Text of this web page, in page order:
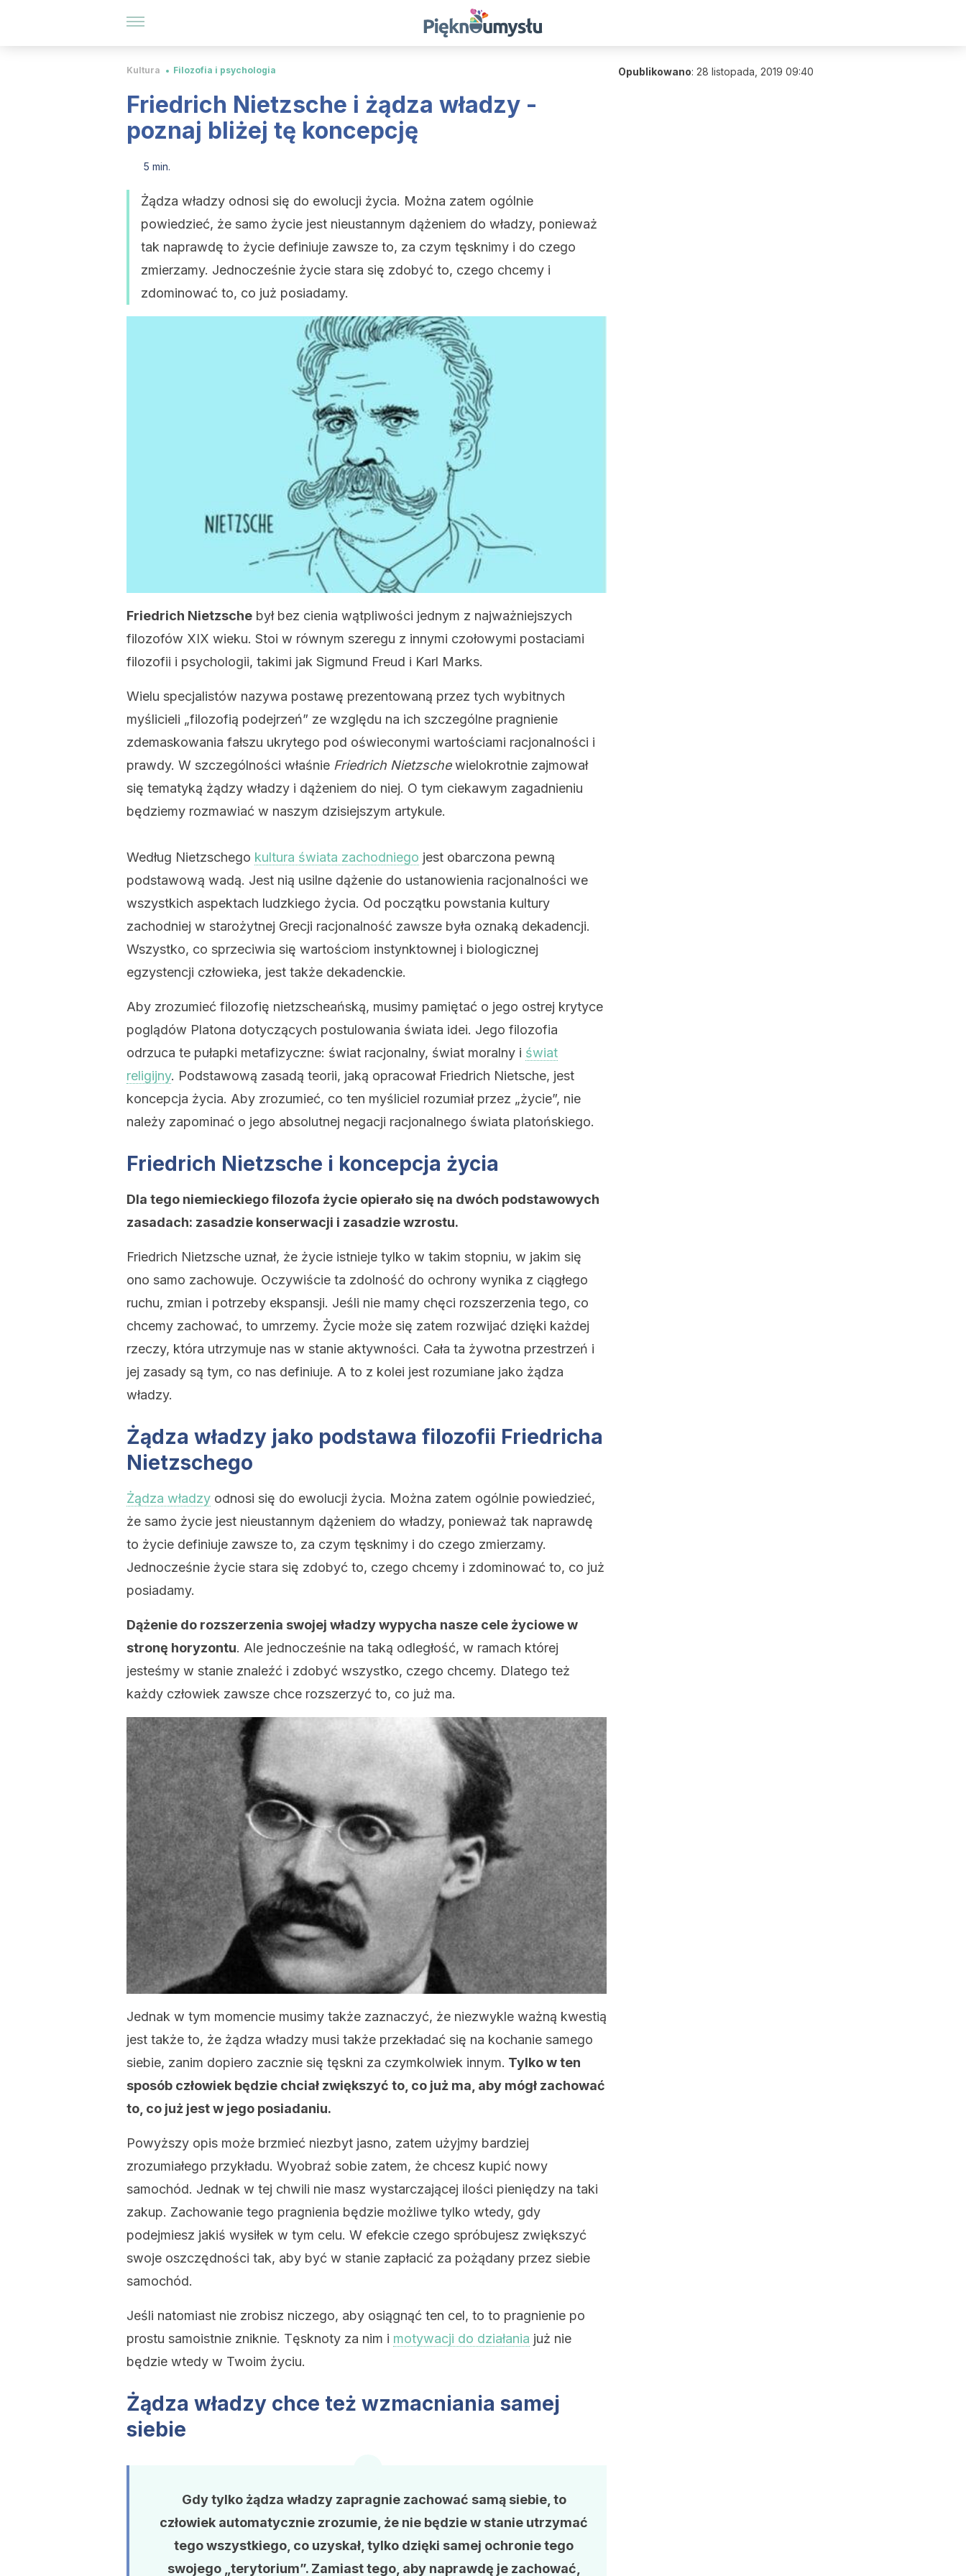
Kultura Filozofia i psychologia
Friedrich Nietzsche i żądza władzy -
poznaj bliżej tę koncepcję
5 min.
Żądza władzy odnosi się do ewolucji życia. Można zatem ogólnie
powiedzieć, że samo życie jest nieustannym dążeniem do władzy, ponieważ
tak naprawdę to życie definiuje zawsze to, za czym tęsknimy i do czego
zmierzamy. Jednocześnie życie stara się zdobyć to, czego chcemy i
zdominować to, co już posiadamy.
Friedrich Nietzsche był bez cienia wątpliwości jednym z najważniejszych
filozofów XIX wieku. Stoi w równym szeregu z innymi czołowymi postaciami
filozofii i psychologii, takimi jak Sigmund Freud i Karl Marks.
Wielu specjalistów nazywa postawę prezentowaną przez tych wybitnych
myślicieli „filozofią podejrzeń” ze względu na ich szczególne pragnienie
zdemaskowania fałszu ukrytego pod oświeconymi wartościami racjonalności i
prawdy. W szczególności właśnie Friedrich Nietzschewielokrotnie zajmował
się tematyką żądzy władzy i dążeniem do niej. O tym ciekawym zagadnieniu
będziemy rozmawiać w naszym dzisiejszym artykule.
Według Nietzschego kultura świata zachodniego jest obarczona pewną
podstawową wadą. Jest nią usilne dążenie do ustanowienia racjonalności we
wszystkich aspektach ludzkiego życia. Od początku powstania kultury
zachodniej w starożytnej Grecji racjonalność zawsze była oznaką dekadencji.
Wszystko, co sprzeciwia się wartościom instynktownej i biologicznej
egzystencji człowieka, jest także dekadenckie.
Aby zrozumieć filozofię nietzscheańską, musimy pamiętać o jego ostrej krytyce
poglądów Platona dotyczących postulowania świata idei. Jego filozofia
odrzuca te pułapki metafizyczne: świat racjonalny, świat moralny i świat
religijny. Podstawową zasadą teorii, jaką opracował Friedrich Nietsche, jest
koncepcja życia. Aby zrozumieć, co ten myśliciel rozumiał przez „życie”, nie
należy zapominać o jego absolutnej negacji racjonalnego świata platońskiego.
Friedrich Nietzsche i koncepcja życia
Dla tego niemieckiego filozofa życie opierało się na dwóch podstawowych
zasadach: zasadzie konserwacji i zasadzie wzrostu.
Friedrich Nietzsche uznał, że życie istnieje tylko w takim stopniu, w jakim się
ono samo zachowuje. Oczywiście ta zdolność do ochrony wynika z ciągłego
ruchu, zmian i potrzeby ekspansji. Jeśli nie mamy chęci rozszerzenia tego, co
chcemy zachować, to umrzemy. Życie może się zatem rozwijać dzięki każdej
rzeczy, która utrzymuje nas w stanie aktywności. Cała ta żywotna przestrzeń i
jej zasady są tym, co nas definiuje. A to z kolei jest rozumiane jako żądza
władzy.
Żądza władzy jako podstawa filozofii Friedricha
Nietzschego
Żądza władzy odnosi się do ewolucji życia. Można zatem ogólnie powiedzieć,
że samo życie jest nieustannym dążeniem do władzy, ponieważ tak naprawdę
to życie definiuje zawsze to, za czym tęsknimy i do czego zmierzamy.
Jednocześnie życie stara się zdobyć to, czego chcemy i zdominować to, co już
posiadamy.
Dążenie do rozszerzenia swojej władzy wypycha nasze cele życiowe w
stronę horyzontu. Ale jednocześnie na taką odległość, w ramach której
jesteśmy w stanie znaleźć i zdobyć wszystko, czego chcemy. Dlatego też
każdy człowiek zawsze chce rozszerzyć to, co już ma.
Jednak w tym momencie musimy także zaznaczyć, że niezwykle ważną kwestią
jest także to, że żądza władzy musi także przekładać się na kochanie samego
siebie, zanim dopiero zacznie się tęskni za czymkolwiek innym. Tylko w ten
sposób człowiek będzie chciał zwiększyć to, co już ma, aby mógł zachować
to, co już jest w jego posiadaniu.
Powyższy opis może brzmieć niezbyt jasno, zatem użyjmy bardziej
zrozumiałego przykładu. Wyobraź sobie zatem, że chcesz kupić nowy
samochód. Jednak w tej chwili nie masz wystarczającej ilości pieniędzy na taki
zakup. Zachowanie tego pragnienia będzie możliwe tylko wtedy, gdy
podejmiesz jakiś wysiłek w tym celu. W efekcie czego spróbujesz zwiększyć
swoje oszczędności tak, aby być w stanie zapłacić za pożądany przez siebie
samochód.
Jeśli natomiast nie zrobisz niczego, aby osiągnąć ten cel, to to pragnienie po
prostu samoistnie zniknie. Tęsknoty za nim i motywacji do działania już nie
będzie wtedy w Twoim życiu.
Żądza władzy chce też wzmacniania samej
siebie
Gdy tylko żądza władzy zapragnie zachować samą siebie, to
człowiek automatycznie zrozumie, że nie będzie w stanie utrzymać
tego wszystkiego, co uzyskał, tylko dzięki samej ochronie tego
swojego „terytorium”. Zamiast tego, aby naprawdę je zachować,
Opublikowano: 28 listopada, 2019 09:40